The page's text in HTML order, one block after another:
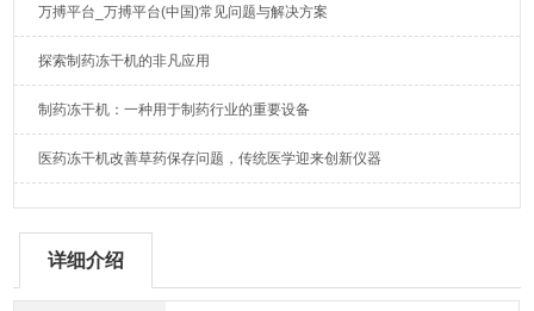
万搏平台_万搏平台(中国)常见问题与解决方案
探索制药冻干机的非凡应用
制药冻干机：一种用于制药行业的重要设备
医药冻干机改善草药保存问题，传统医学迎来创新仪器
详细介绍